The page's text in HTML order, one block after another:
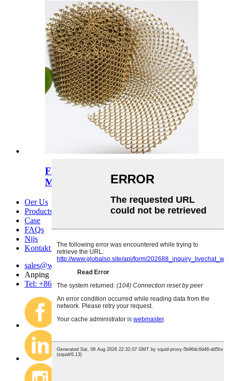
Fleksibele Wire Mesh Mesh Curtain
Metal Coil Drap ...
Oer Us
Products
Case
FAQs
Nijs
Kontakt mei ús opnimme
sales@wire-mesh.com.cn
Anping County Jingsi Hardware Wire Mesh Co., Ltd.
Tel: +86 318 7599 955